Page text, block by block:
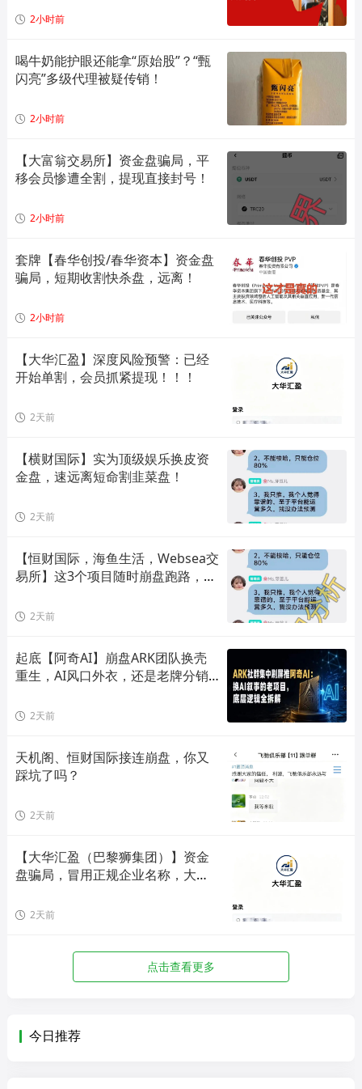
2小时前
喝牛奶能护眼还能拿“原始股”？“甄
闪亮”多级代理被疑传销！
2小时前
【大富翁交易所】资金盘骗局，平
移会员惨遭全割，提现直接封号！
2小时前
套牌【春华创投/春华资本】资金盘
骗局，短期收割快杀盘，远离！
2小时前
【大华汇盈】深度风险预警：已经
开始单割，会员抓紧提现！！！
2天前
【横财国际】实为顶级娱乐换皮资
金盘，速远离短命割韭菜盘！
2天前
【恒财国际，海鱼生活，Websea交
易所】这3个项目随时崩盘跑路，赶
2天前
起底【阿奇AI】崩盘ARK团队换壳
重生，AI风口外衣，还是老牌分销
2天前
天机阁、恒财国际接连崩盘，你又
踩坑了吗？
2天前
【大华汇盈（巴黎狮集团）】资金
盘骗局，冒用正规企业名称，大量
2天前
点击查看更多
今日推荐